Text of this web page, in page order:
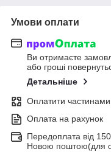
Умови оплати
Ви отримаєте
або гроші
Детальніше
Оплатити частинами
Оплата на рахунок
Передоплата від
Новою поштою(для